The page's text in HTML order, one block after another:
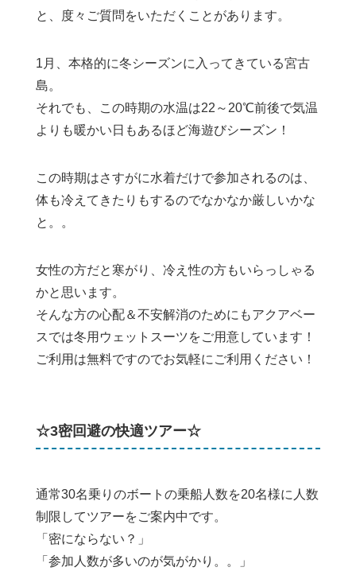
と、度々ご質問をいただくことがあります。
1月、本格的に冬シーズンに入ってきている宮古
島。
それでも、この時期の水温は22～20℃前後で気温
よりも暖かい日もあるほど海遊びシーズン！
この時期はさすがに水着だけで参加されるのは、
体も冷えてきたりもするのでなかなか厳しいかな
と。。
女性の方だと寒がり、冷え性の方もいらっしゃる
かと思います。
そんな方の心配＆不安解消のためにもアクアベー
スでは冬用ウェットスーツをご用意しています！
ご利用は無料ですのでお気軽にご利用ください！
☆3密回避の快適ツアー☆
通常30名乗りのボートの乗船人数を20名様に人数
制限してツアーをご案内中です。
「密にならない？」
「参加人数が多いのが気がかり。。」